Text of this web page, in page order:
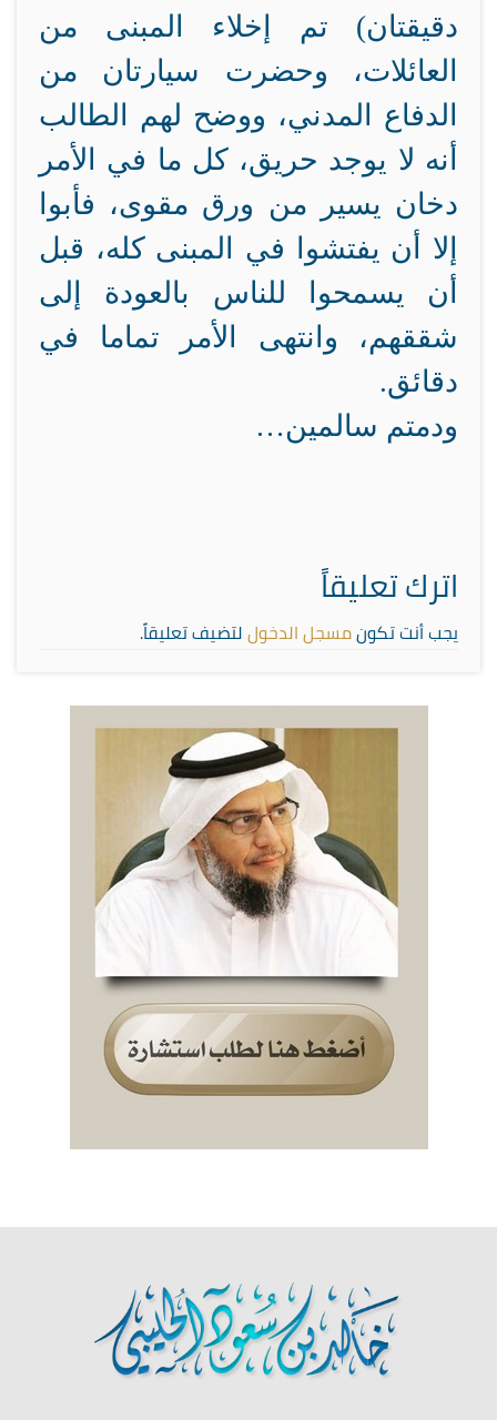
دقيقتان) تم إخلاء المبنى من
العائلات، وحضرت سيارتان من
الدفاع المدني، ووضح لهم الطالب
أنه لا يوجد حريق، كل ما في الأمر
دخان يسير من ورق مقوى، فأبوا
إلا أن يفتشوا في المبنى كله، قبل
أن يسمحوا للناس بالعودة إلى
شققهم، وانتهى الأمر تماما في
دقائق.
ودمتم سالمين…
اترك تعليقاً
يجب أنت تكونمسجل الدخوللتضيف تعليقاً.